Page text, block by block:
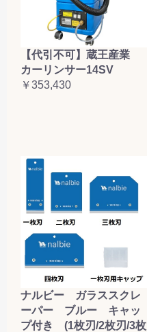
【代引不可】蔵王産業
カーリンサー14SV
￥353,430
ナルビー ガラススクレ
ーパー ブルー キャッ
プ付き (1枚刃/2枚刃/3枚